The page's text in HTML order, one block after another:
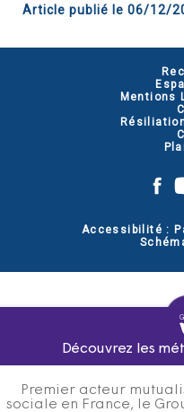
Article publié le 06/12/
Mentions
Accessibilité :
Découvrez les
Premier acteur
sociale en France, le